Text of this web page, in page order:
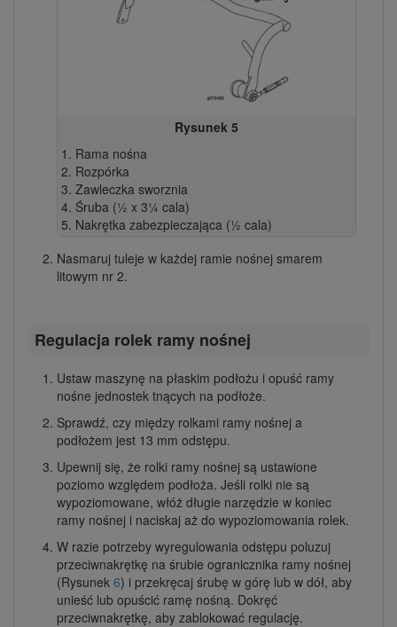
Rysunek 5
Rama nośna
Rozpórka
Zawleczka sworznia
Śruba (½ x 3¼ cala)
Nakrętka zabezpieczająca (½ cala)
Nasmaruj tuleje w każdej ramie nośnej smarem
litowym nr 2.
Regulacja rolek ramy nośnej
Ustaw maszynę na płaskim podłożu i opuść ramy
nośne jednostek tnących na podłoże.
Sprawdź, czy między rolkami ramy nośnej a
podłożem jest 13 mm odstępu.
Upewnij się, że rolki ramy nośnej są ustawione
poziomo względem podłoża. Jeśli rolki nie są
wypoziomowane, włóż długie narzędzie w koniec
ramy nośnej i naciskaj aż do wypoziomowania rolek.
W razie potrzeby wyregulowania odstępu poluzuj
przeciwnakrętkę na śrubie ogranicznika ramy nośnej
(Rysunek 6) i przekręcaj śrubę w górę lub w dół, aby
unieść lub opuścić ramę nośną. Dokręć
przeciwnakrętkę, aby zablokować regulację.